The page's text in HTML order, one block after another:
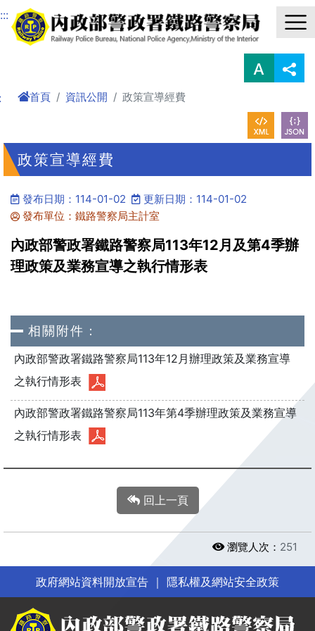
進入內容區塊
:::
首頁 資訊公開 政策宣導經費
政策宣導經費
發布日期：114-01-02
更新日期：114-01-02
發布單位：鐵路警察局主計室
內政部警政署鐵路警察局113年12月及第4季辦
理政策及業務宣導之執行情形表
相關附件：
內政部警政署鐵路警察局113年12月辦理政策及業務宣導
之執行情形表
內政部警政署鐵路警察局113年第4季辦理政策及業務宣導
之執行情形表
回上一頁
瀏覽人次： 251
政府網站資料開放宣告 ｜ 隱私權及網站安全政策